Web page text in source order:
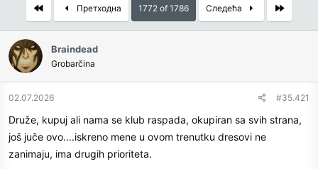
т
н
и
к
т
м
е
у
м
п
о
к
њ
а
Претходна 1772 of 1786 Следећа Last
Braindead
Grobarčina
02.07.2026 #35.421
Druže, kupuj ali nama se klub raspada, okupiran sa svih strana,
još juče ovo....iskreno mene u ovom trenutku dresovi ne
zanimaju, ima drugih prioriteta.